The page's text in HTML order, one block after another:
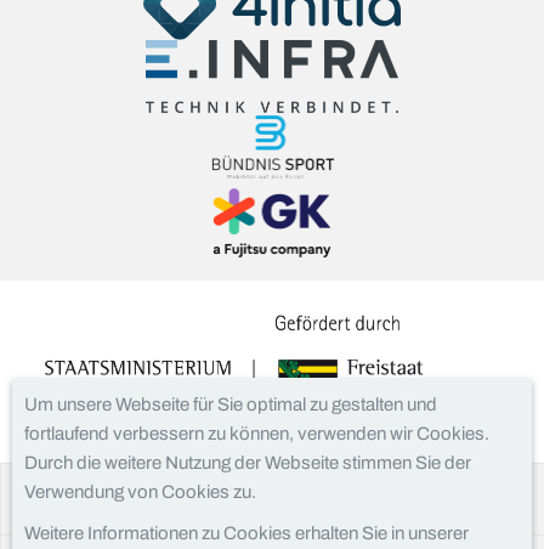
Facebook
Um unsere Webseite für Sie optimal zu gestalten und
fortlaufend verbessern zu können, verwenden wir Cookies.
Durch die weitere Nutzung der Webseite stimmen Sie der
Verwendung von Cookies zu.
Weitere Informationen zu Cookies erhalten Sie in unserer